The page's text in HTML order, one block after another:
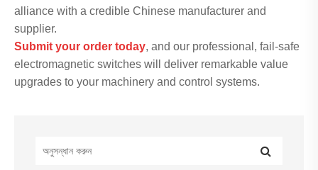
alliance with a credible Chinese manufacturer and
supplier.
Submit your order today, and our professional, fail-safe
electromagnetic switches will deliver remarkable value
upgrades to your machinery and control systems.